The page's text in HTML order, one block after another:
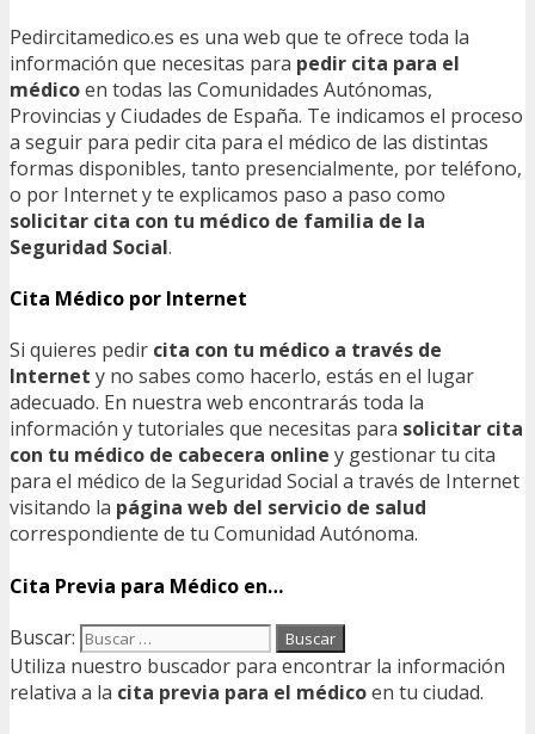
Pedircitamedico.es es una web que te ofrece toda la
información que necesitas para pedir cita para el
médicoen todas las Comunidades Autónomas,
Provincias y Ciudades de España. Te indicamos el proceso
a seguir para pedir cita para el médico de las distintas
formas disponibles, tanto presencialmente, por teléfono,
o por Internet y te explicamos paso a paso como
solicitar cita con tu médico de familia de la
Seguridad Social.
Cita Médico por Internet
Si quieres pedir cita con tu médico a través de
Internet y no sabes como hacerlo, estás en el lugar
adecuado. En nuestra web encontrarás toda la
información y tutoriales que necesitas para solicitar cita
con tu médico de cabecera online y gestionar tu cita
para el médico de la Seguridad Social a través de Internet
visitando la página web del servicio de salud
correspondiente de tu Comunidad Autónoma.
Cita Previa para Médico en…
Buscar:
Utiliza nuestro buscador para encontrar la información
relativa a la cita previa para el médicoen tu ciudad.